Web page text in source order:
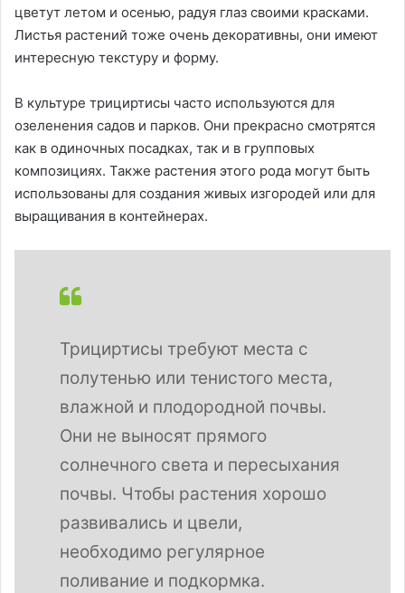
цветут летом и осенью, радуя глаз своими красками.
Листья растений тоже очень декоративны, они имеют
интересную текстуру и форму.
В культуре трициртисы часто используются для
озеленения садов и парков. Они прекрасно смотрятся
как в одиночных посадках, так и в групповых
композициях. Также растения этого рода могут быть
использованы для создания живых изгородей или для
выращивания в контейнерах.
Трициртисы требуют места с
полутенью или тенистого места,
влажной и плодородной почвы.
Они не выносят прямого
солнечного света и пересыхания
почвы. Чтобы растения хорошо
развивались и цвели,
необходимо регулярное
поливание и подкормка.